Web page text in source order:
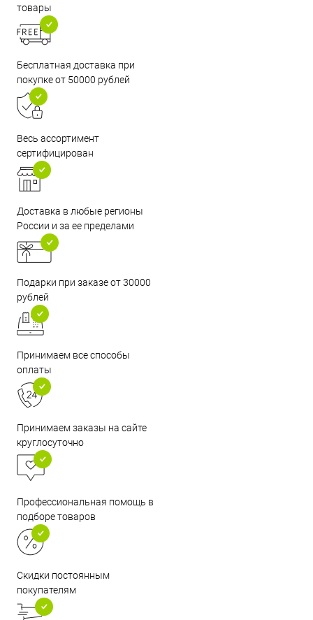
товары
Бесплатная доставка при
покупке от 50000 рублей
Весь ассортимент
сертифицирован
Доставка в любые регионы
России и за ее пределами
Подарки при заказе от 30000
рублей
Принимаем все способы
оплаты
Принимаем заказы на сайте
круглосуточно
Профессиональная помощь в
подборе товаров
Скидки постоянным
покупателям